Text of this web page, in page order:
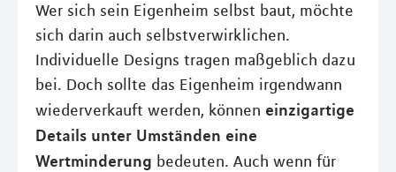
Wer sich sein Eigenheim selbst baut, möchte
sich darin auch selbstverwirklichen.
Individuelle Designs tragen maßgeblich dazu
bei. Doch sollte das Eigenheim irgendwann
wiederverkauft werden, können einzigartige
Details unter Umständen eine
Wertminderung bedeuten. Auch wenn für